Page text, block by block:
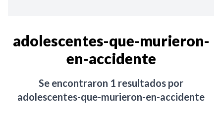
adolescentes-que-murieron-
en-accidente
Se encontraron 1 resultados por
adolescentes-que-murieron-en-accidente